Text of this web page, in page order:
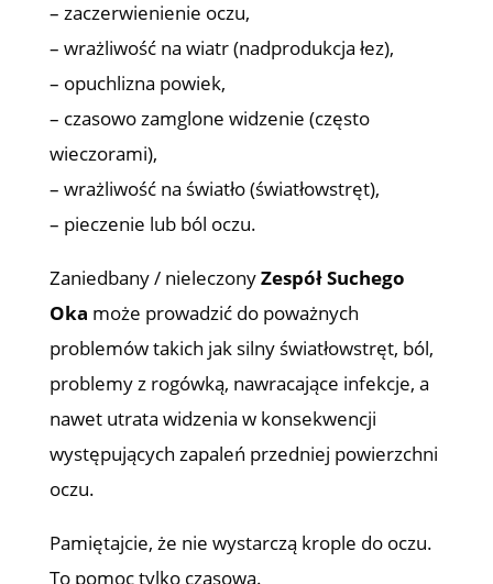
– zaczerwienienie oczu,
– wrażliwość na wiatr (nadprodukcja łez),
– opuchlizna powiek,
– czasowo zamglone widzenie (często
wieczorami),
– wrażliwość na światło (światłowstręt),
– pieczenie lub ból oczu.
Zaniedbany / nieleczonyZespół Suchego
Oka może prowadzić do poważnych
problemów takich jak silny światłowstręt, ból,
problemy z rogówką, nawracające infekcje, a
nawet utrata widzenia w konsekwencji
występujących zapaleń przedniej powierzchni
oczu.
Pamiętajcie, że nie wystarczą krople do oczu.
To pomoc tylko czasowa.